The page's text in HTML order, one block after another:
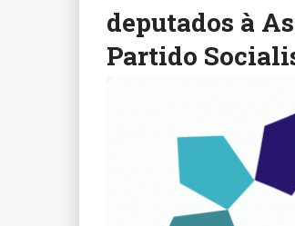
deputados à
Partido